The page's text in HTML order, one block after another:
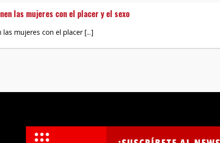
las mujeres con el placer y el sexo
mujeres con el placer [...]